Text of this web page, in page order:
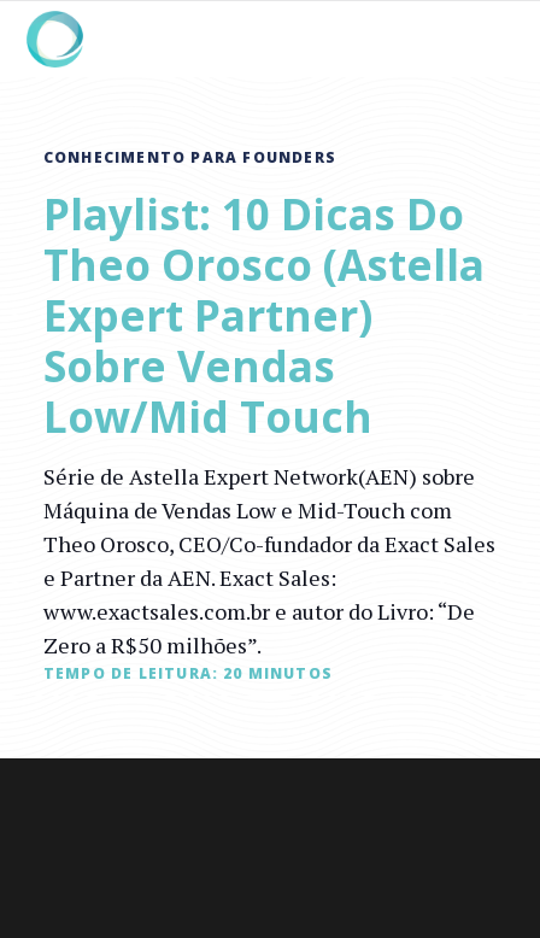
CONHECIMENTO PARA FOUNDERS
Playlist: 10 Dicas Do
Theo Orosco (Astella
Expert Partner)
Sobre Vendas
Low/Mid Touch
Série de Astella Expert Network(AEN) sobre
Máquina de Vendas Low e Mid-Touch com
Theo Orosco, CEO/Co-fundador da Exact Sales
e Partner da AEN. Exact Sales:
www.exactsales.com.br e autor do Livro: “De
Zero a R$50 milhões”.
TEMPO DE LEITURA: 20 MINUTOS